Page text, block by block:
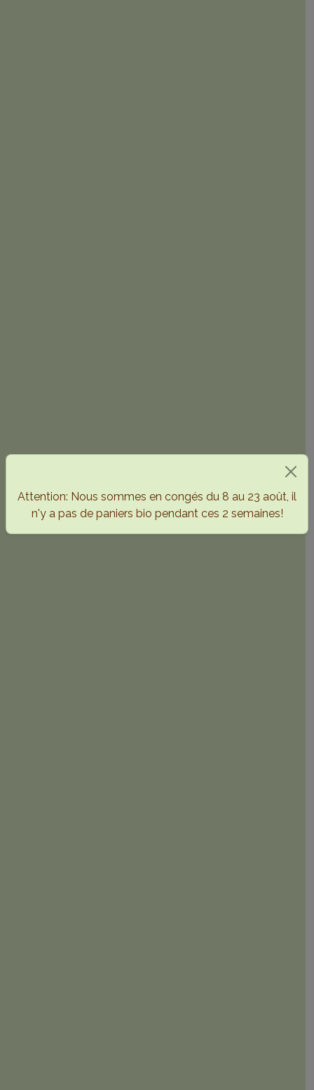
Attention: Nous sommes en congés du 8 au 23 août, il
n'y a pas de paniers bio pendant ces 2 semaines!